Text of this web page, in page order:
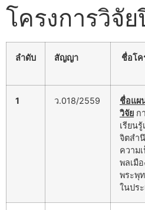
โครงการวิจั
ลำดับ สัญญา ชื่อโค
1 ว.018/2559
ชื่อแผ
วิจัย ก
เรียนรู้
จิตสำ
ความ
พลเมื
พระพุ
ในปร